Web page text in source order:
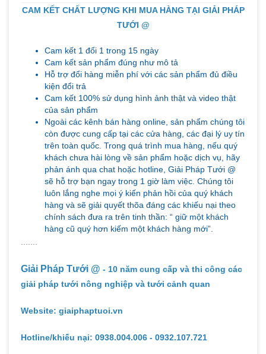
Ngoài các kênh bán hàng online, sản phẩm chúng tôi
còn được cung cấp tại các cửa hàng, các đại lý uy tín
trên toàn quốc. Trong quá trình mua hàng, nếu quý
phản ánh qua chat hoặc hotline, Giải Pháp Tưới @
sẽ hỗ trợ bạn ngay trong 1 giờ làm việc. Chúng tôi
luôn lắng nghe mọi ý kiến phản hồi của quý khách
hàng và sẽ giải quyết thõa đáng các khiếu nại theo
chính sách đưa ra trên tinh thần: “ giữ một khách
hàng cũ quý hơn kiếm một khách hàng mới”.
Giải Pháp Tưới @- 10 năm cung cấp và thi công các
giải pháp tưới nông nghiệp và tưới cảnh quan
Website: giaiphaptuoi.vn
Hotline/khiếu nại: 0938.004.006 - 0932.107.721